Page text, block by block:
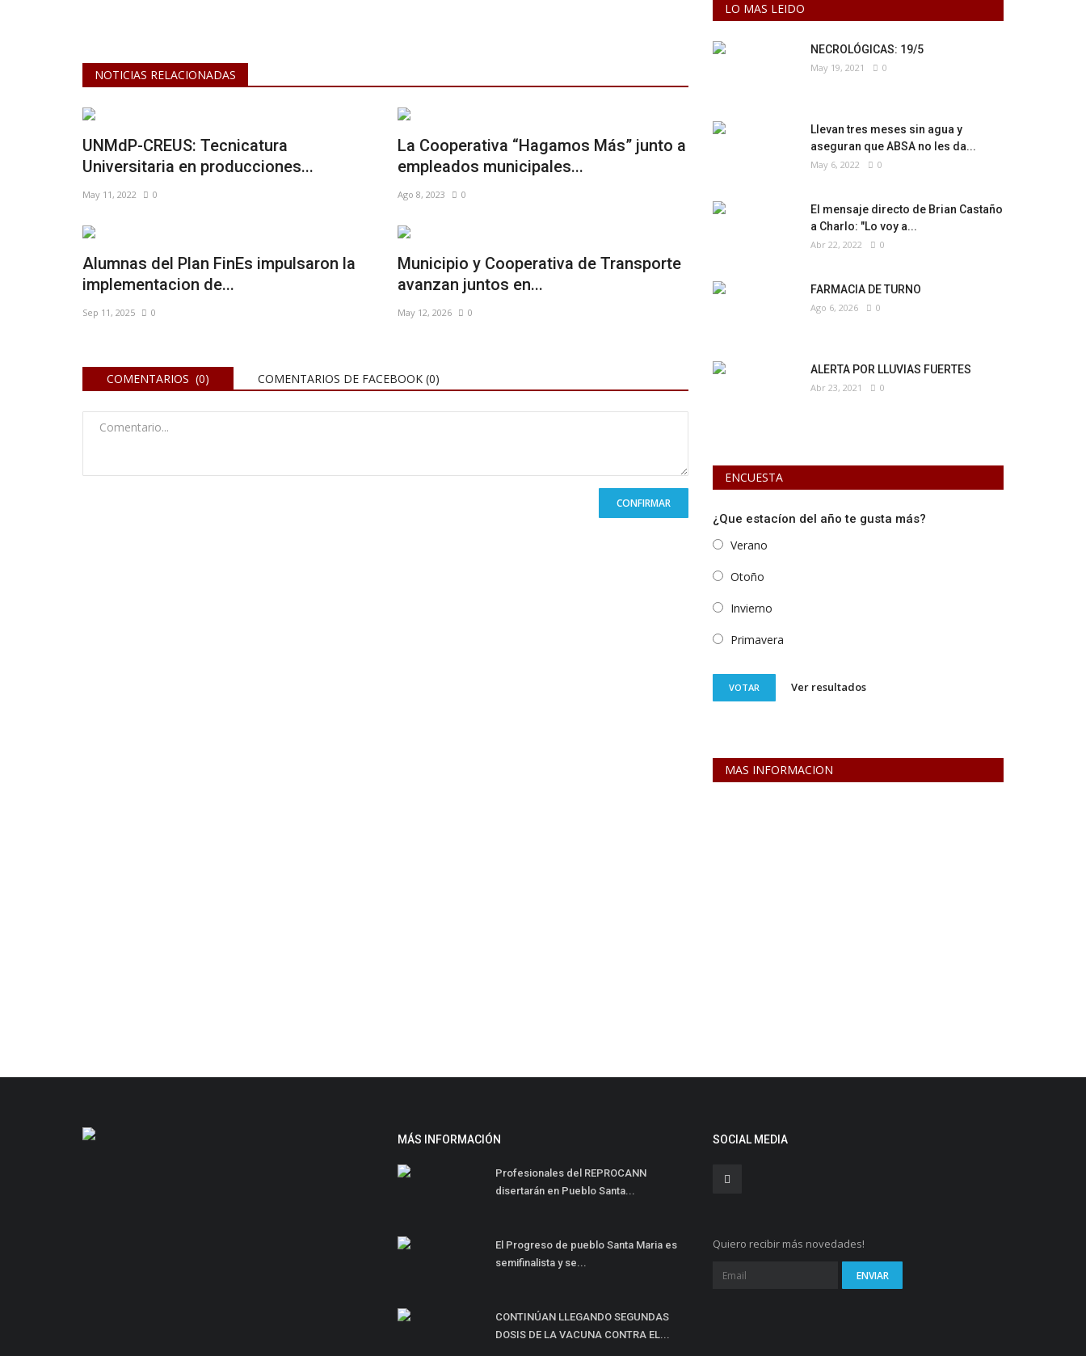
NOTICIAS RELACIONADAS
UNMdP-CREUS: Tecnicatura
Universitaria en producciones...
May 11, 2022 0
La Cooperativa “Hagamos Más” junto a
empleados municipales...
Ago 8, 2023 0
Alumnas del Plan FinEs impulsaron la
implementacion de...
Sep 11, 2025 0
Municipio y Cooperativa de Transporte
avanzan juntos en...
May 12, 2026 0
COMENTARIOS (0) COMENTARIOS DE FACEBOOK (0)
CONFIRMAR
LO MAS LEIDO
NECROLÓGICAS: 19/5
May 19, 2021 0
Llevan tres meses sin agua y
aseguran que ABSA no les da...
May 6, 2022 0
El mensaje directo de Brian Castaño
a Charlo: "Lo voy a...
Abr 22, 2022 0
FARMACIA DE TURNO
Ago 6, 2026 0
ALERTA POR LLUVIAS FUERTES
Abr 23, 2021 0
ENCUESTA
¿Que estacíon del año te gusta más?
Verano
Otoño
Invierno
Primavera
VOTAR Ver resultados
MAS INFORMACION
MÁS INFORMACIÓN
Profesionales del REPROCANN
disertarán en Pueblo Santa...
El Progreso de pueblo Santa Maria es
semifinalista y se...
CONTINÚAN LLEGANDO SEGUNDAS
DOSIS DE LA VACUNA CONTRA EL...
SOCIAL MEDIA
Quiero recibir más novedades!